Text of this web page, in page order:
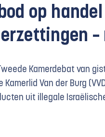
op
Kamerdebat van
Kamerlid Van der Burg
uit illegale